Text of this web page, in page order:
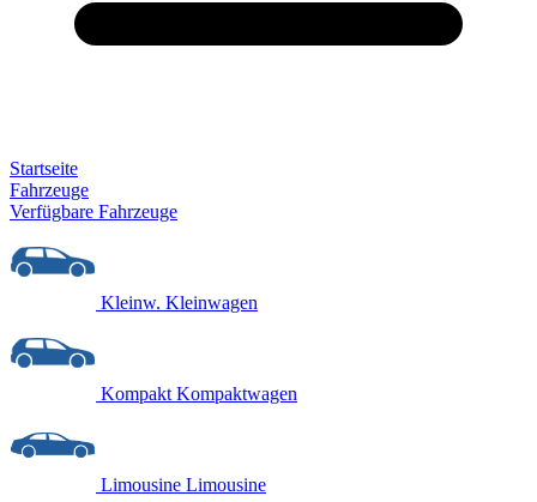
Startseite
Fahrzeuge
Verfügbare Fahrzeuge
Kleinw. Kleinwagen
Kompakt Kompaktwagen
Limousine Limousine